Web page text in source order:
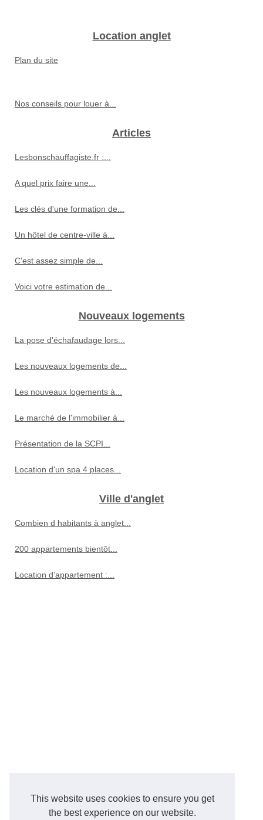
This website uses cookies to ensure you get
the best experience on our website.
Location anglet
Plan du site
Nos conseils pour louer à...
Articles
Lesbonschauffagiste.fr :...
A quel prix faire une...
Les clés d'une formation de...
Un hôtel de centre-ville à...
C'est assez simple de...
Voici votre estimation de...
Nouveaux logements
La pose d’échafaudage lors...
Les nouveaux logements de...
Les nouveaux logements à...
Le marché de l'immobilier à...
Présentation de la SCPI...
Location d'un spa 4 places...
Ville d'anglet
Combien d habitants à anglet...
200 appartements bientôt...
Location d’appartement :...